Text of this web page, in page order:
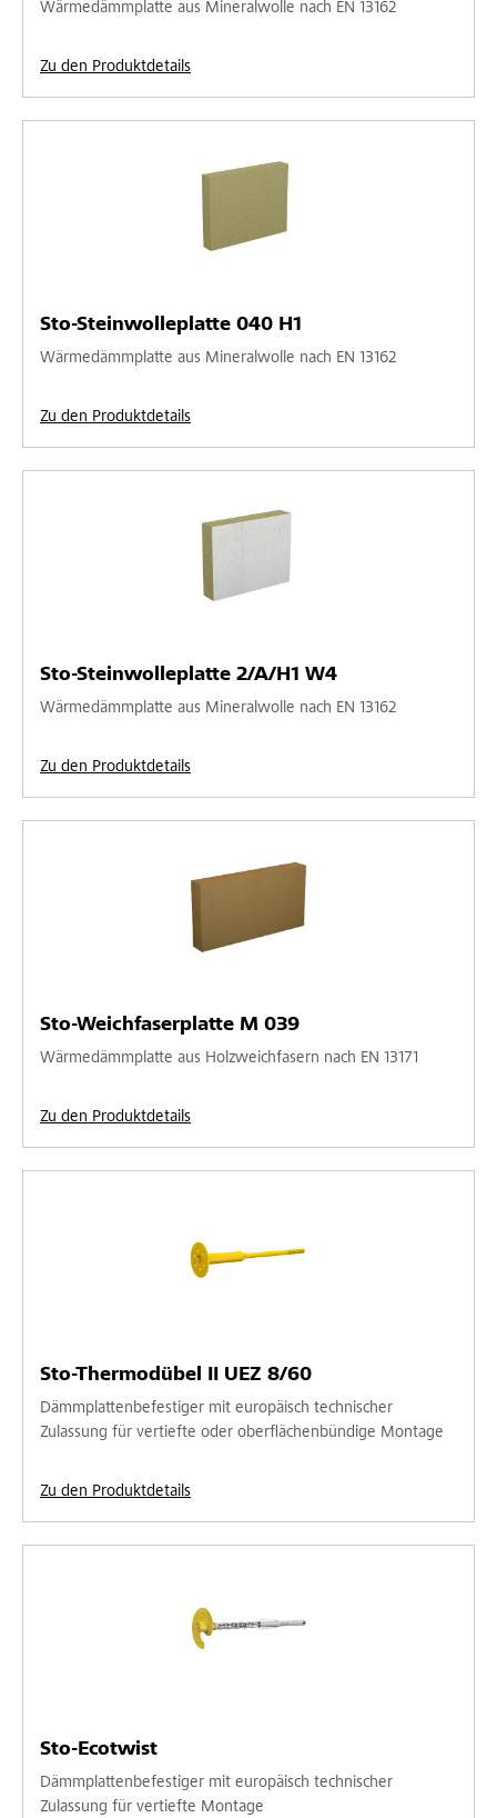
Wärmedämmplatte aus Mineralwolle nach EN 13162
Zu den Produktdetails
Sto-Steinwolleplatte 040 H1
Wärmedämmplatte aus Mineralwolle nach EN 13162
Zu den Produktdetails
Sto-Steinwolleplatte 2/A/H1 W4
Wärmedämmplatte aus Mineralwolle nach EN 13162
Zu den Produktdetails
Sto-Weichfaserplatte M 039
Wärmedämmplatte aus Holzweichfasern nach EN 13171
Zu den Produktdetails
Sto-Thermodübel II UEZ 8/60
Dämmplattenbefestiger mit europäisch technischer
Zulassung für vertiefte oder oberflächenbündige Montage
Zu den Produktdetails
Sto-Ecotwist
Dämmplattenbefestiger mit europäisch technischer
Zulassung für vertiefte Montage